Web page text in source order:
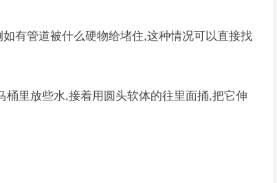
有管道被什么硬物给堵住,这种情况可以直接找
里放些水,接着用圆头软体的往里面捅,把它伸